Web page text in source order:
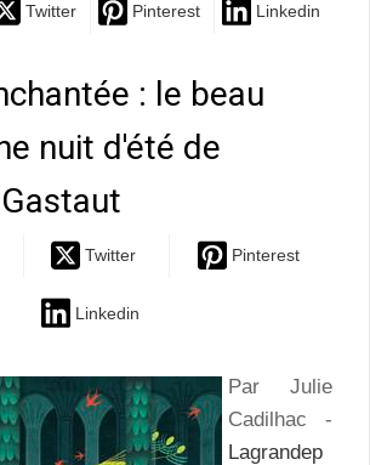
Twitter Pinterest Linkedin
: le beau
nuit d'été de
Twitter Pinterest
Linkedin
Par Julie
Cadilhac -
Lagrandep